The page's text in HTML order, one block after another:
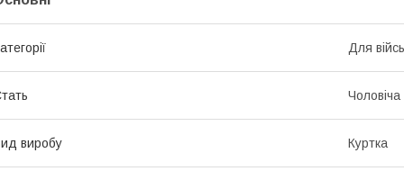
Для
Чоловіча
виробу Куртка